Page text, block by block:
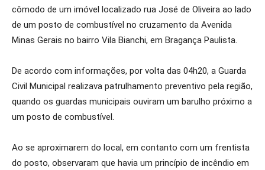
cômodo de um imóvel localizado rua José de Oliveira ao lado
de um posto de combustível no cruzamento da Avenida
Minas Gerais no bairro Vila Bianchi, em Bragança Paulista.
De acordo com informações, por volta das 04h20, a Guarda
Civil Municipal realizava patrulhamento preventivo pela região,
quando os guardas municipais ouviram um barulho próximo a
um posto de combustível.
Ao se aproximarem do local, em contanto com um frentista
do posto, observaram que havia um princípio de incêndio em